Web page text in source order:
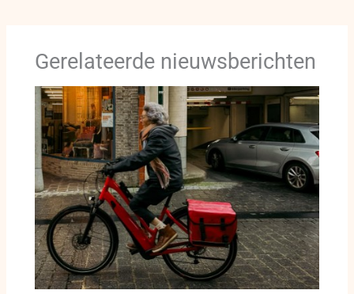
Gerelateerde nieuwsberichten